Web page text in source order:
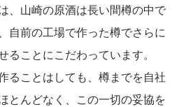
、山崎の原酒は長い間樽の中で
自前の工場で作った樽でさらに
ることにこだわっています。
ることはしても、樽までを自社
とんどなく、この一切の妥協を